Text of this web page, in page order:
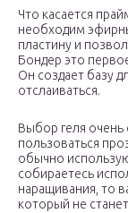
Что касается
необходим
пластину и
Бондер это
Он создает базу
отслаиваться.
Выбор геля очень
пользоваться
обычно
собираетесь
наращивания, то
который не